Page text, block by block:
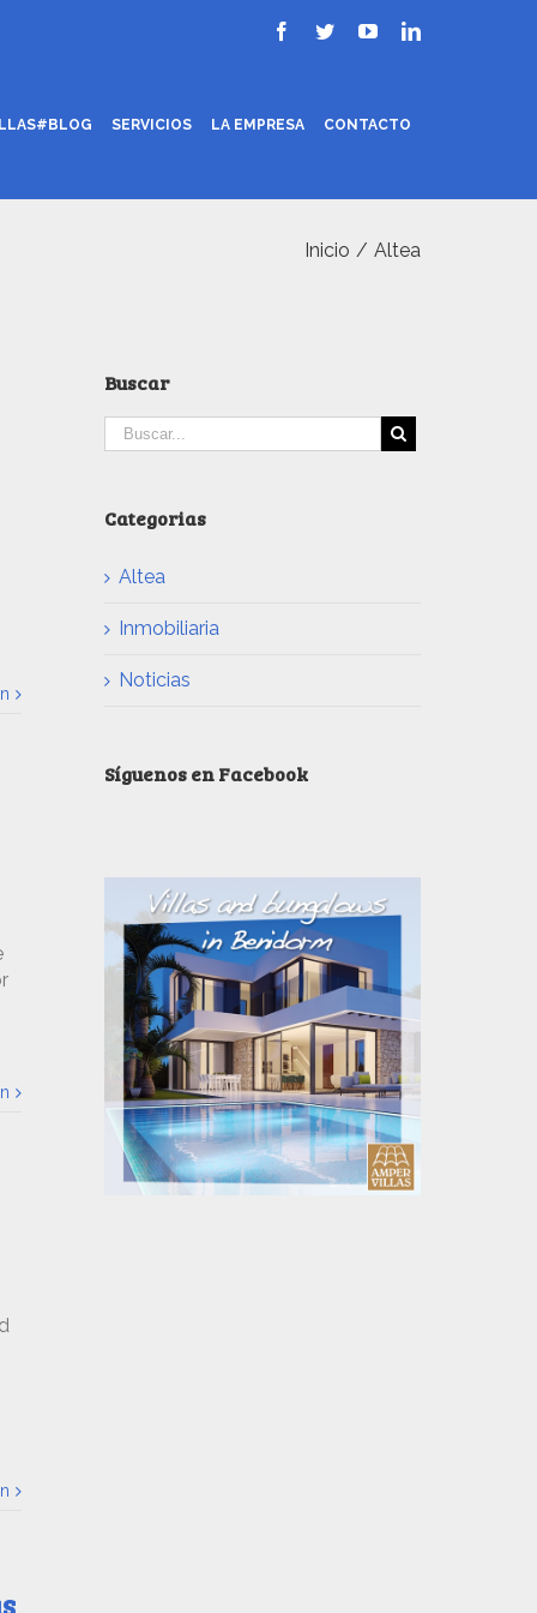
SERVICIOS LA EMPRESA CONTACTO
Inicio / Altea
Buscar
Categorias
Altea
Inmobiliaria
Noticias
Síguenos en Facebook